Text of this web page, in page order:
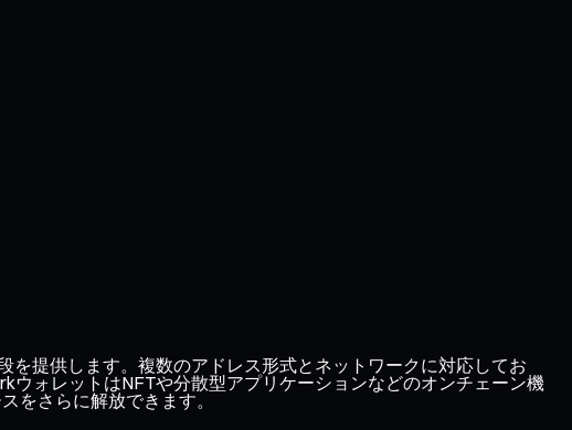
提供します。複数のアドレス形式とネットワークに対応してお
ウォレットはNFTや分散型アプリケーションなどのオンチェーン機
をさらに解放できます。